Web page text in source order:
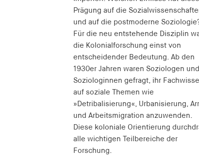
Prägung auf die
und auf die postmoderne
Für die neu entstehende Disziplin
die Kolonialforschung einst von
entscheidender Bedeutung. Ab den
1930er Jahren waren Soziologen und
Soziologinnen gefragt, ihr
auf soziale Themen wie
»Detribalisierung«, Urbanisierung,
und Arbeitsmigration anzuwenden.
Diese koloniale Orientierung
alle wichtigen Teilbereiche der
Forschung.